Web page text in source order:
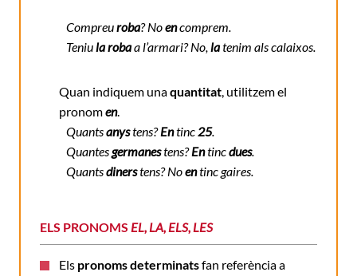
Compreuroba? Noencomprem.
Teniula robaa l’armari? No,latenim als calaixos.
Quan indiquem unaquantitat, utilitzem el
pronomen.
Quantsanystens?Entinc25.
Quantesgermanestens?Entincdues.
Quantsdinerstens? Noentinc gaires.
ELS PRONOMS EL, LA, ELS, LES
Els pronoms determinatsfan referència a